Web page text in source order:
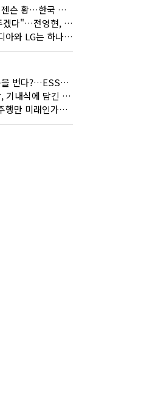
총수들 줄세운 젠슨 황…한국 산업계 새판 짰다
"결과로 보여주겠다"…전영현, 젠슨 황과 HBM5 논의
젠슨 황 "엔비디아와 LG는 하나의 거대한 팀"
전기 창고도 돈을 번다?…ESS의 '두뇌' EMO가 뭐길래
하늘 위 특별함, 기내식에 담긴 기술의 세계
"도로 위 자율주행만 미래인가요"…진흙탕서 길 내는 HD현대 AI 기술